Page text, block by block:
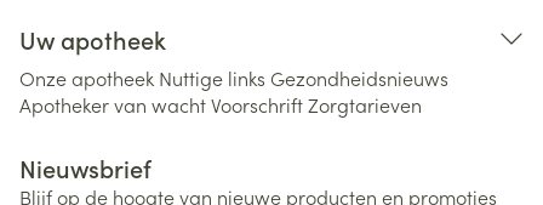
Uw apotheek
Onze apotheek Nuttige links Gezondheidsnieuws
Apotheker van wachtVoorschriftZorgtarieven
Nieuwsbrief
Blijf op de hoogte van nieuwe producten en promoties